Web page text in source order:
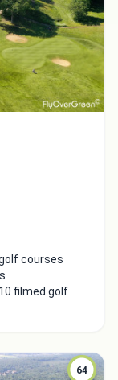
courses
filmed golf
64
to Clipboard